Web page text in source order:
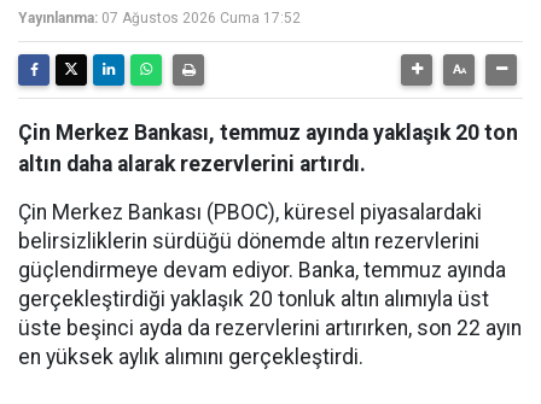
Yayınlanma: 07 Ağustos 2026 Cuma 17:52
Çin Merkez Bankası, temmuz ayında yaklaşık 20 ton
altın daha alarak rezervlerini artırdı.
Çin Merkez Bankası (PBOC), küresel piyasalardaki
belirsizliklerin sürdüğü dönemde altın rezervlerini
güçlendirmeye devam ediyor. Banka, temmuz ayında
gerçekleştirdiği yaklaşık 20 tonluk altın alımıyla üst
üste beşinci ayda da rezervlerini artırırken, son 22 ayın
en yüksek aylık alımını gerçekleştirdi.